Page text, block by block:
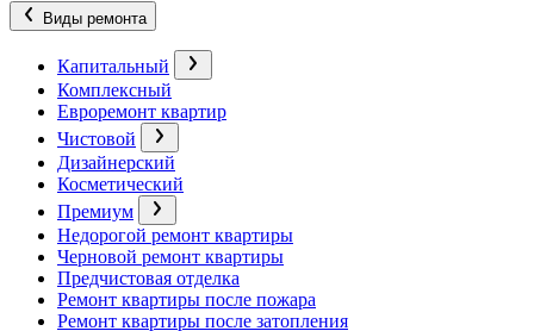
Виды ремонта
Капитальный
Комплексный
Евроремонт квартир
Чистовой
Дизайнерский
Косметический
Премиум
Недорогой ремонт квартиры
Черновой ремонт квартиры
Предчистовая отделка
Ремонт квартиры после пожара
Ремонт квартиры после затопления